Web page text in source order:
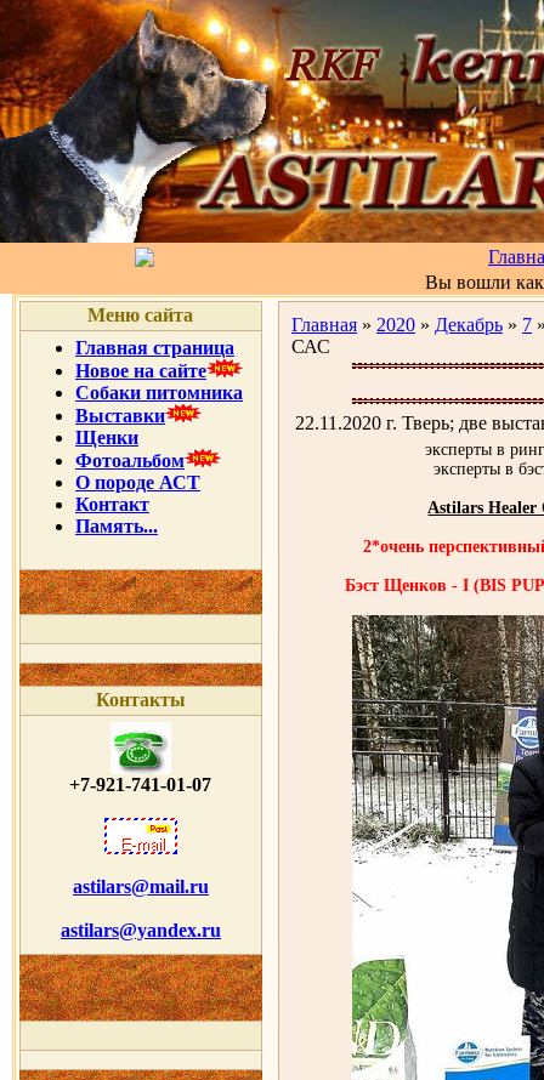
Вы вошли
Меню сайта
Главная страница
Новое на сайте
Собаки питомника
Выставки
Щенки
Фотоальбом
О породе АСТ
Контакт
Память...
Контакты
+7-921-741-01-07
astilars@mail.ru
astilars@yandex.ru
Главная » 2020 » Декабрь » 7
САС
22.11.2020 г. Тверь; две
эксперты в
эксперты в
Astilars
2*очень
Бэст Щенков - I (BIS